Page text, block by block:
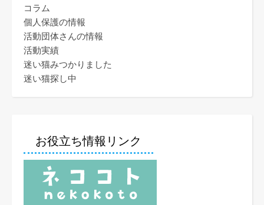
コラム
個人保護の情報
活動団体さんの情報
活動実績
迷い猫みつかりました
迷い猫探し中
お役立ち情報リンク